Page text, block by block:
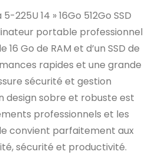
225U 14 » 16Go 512Go SSD
portable professionnel
Go de RAM et d’un SSD de
rapides et une grande
sécurité et gestion
design sobre et robuste est
professionnels et les
convient parfaitement aux
sécurité et productivité.